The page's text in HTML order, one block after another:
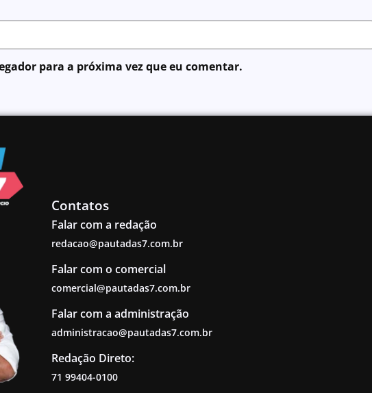
para a próxima vez que eu comentar.
Contatos
Falar com a redação
redacao@pautadas7.com.br
Falar com o comercial
comercial@pautadas7.com.br
Falar com a administração
administracao@pautadas7.com.br
Redação Direto:
71 99404-0100